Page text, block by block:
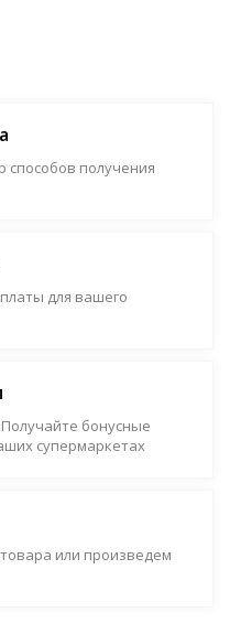
получения
для вашего
Получайте бонусные
супермаркетах
или произведем